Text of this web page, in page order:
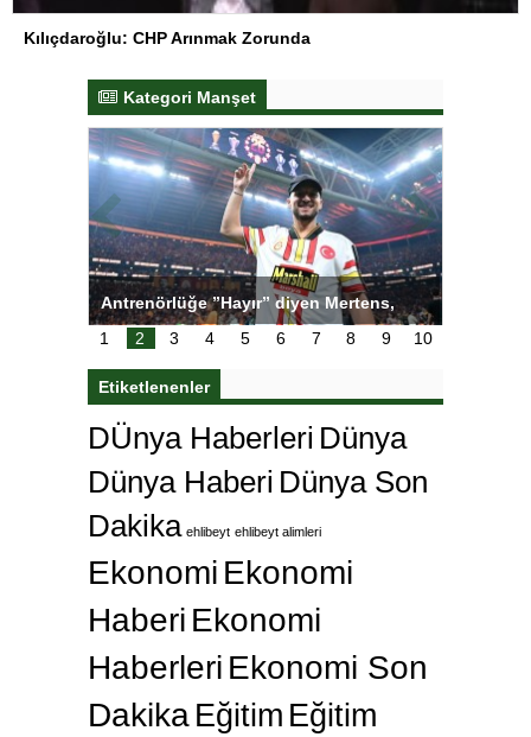
Kılıçdaroğlu: CHP Arınmak Zorunda
Kategori Manşet
Antrenörlüğe ”Hayır” diyen Mertens,
Galatasaray’dan bakın ne istedi
1
2 3 4 5 6 7 8 9 10
Etiketlenenler
DÜnya Haberleri Dünya
Dünya Haberi Dünya Son
Dakika ehlibeyt ehlibeyt alimleri
Ekonomi Ekonomi
Haberi Ekonomi
Haberleri Ekonomi Son
Dakika Eğitim Eğitim